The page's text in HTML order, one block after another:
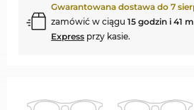
Gwarantowana dostawa do7
zamówić w ciągu15 godzin i 41
Express przy kasie.